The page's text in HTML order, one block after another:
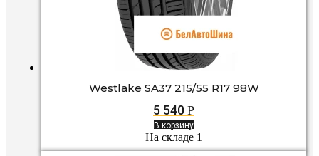
Westlake SA37 215/55 R17 98W
5 540 Р
В корзину
На складе 1